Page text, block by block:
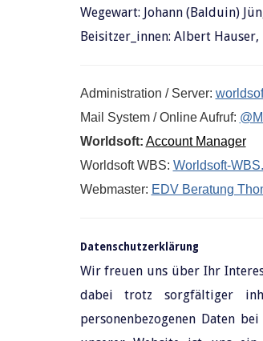
Wegewart: Johann (Balduin)
Beisitzer_innen: Albert
Administration / Server:
Mail System / Online Aufruf:
Worldsoft: Account Manager
Worldsoft WBS: Worldsoft-
Webmaster: EDV Beratung
Datenschutzerklärung
Wir freuen uns über Ihr
dabei trotz sorgfältiger
personenbezogenen Daten